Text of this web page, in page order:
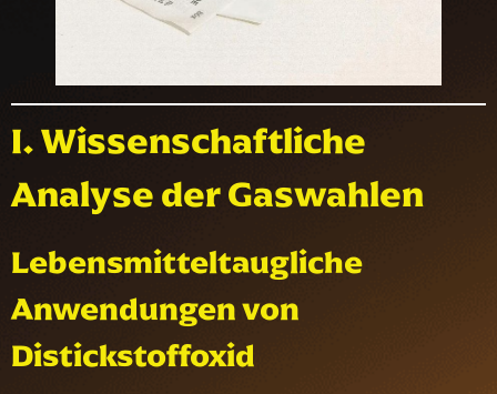
I. Wissenschaftliche
Analyse der Gaswahlen
Lebensmitteltaugliche
Anwendungen von
Distickstoffoxid